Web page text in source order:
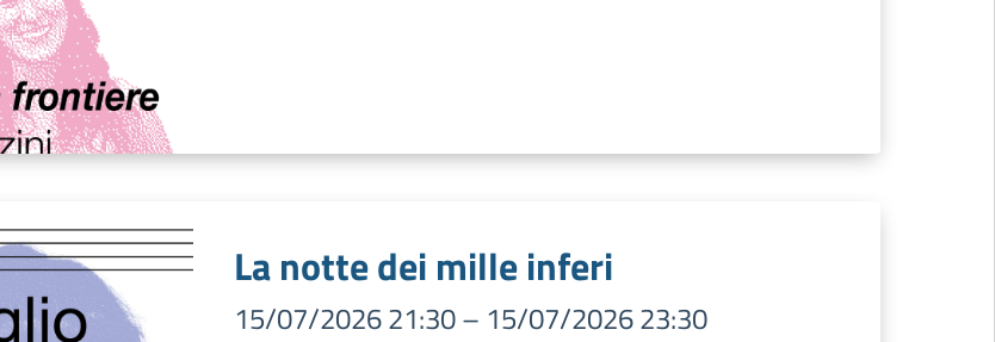
La notte dei mille inferi
15/07/2026 21:30– 15/07/2026 23:30